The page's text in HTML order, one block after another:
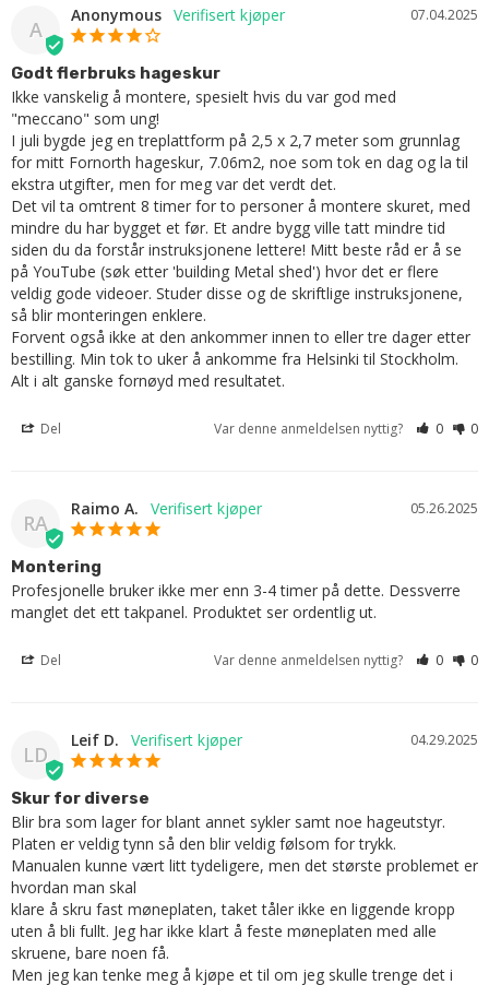
A
07.04.2025
Anonymous
Godt flerbruks hageskur
Ikke vanskelig å montere, spesielt hvis du var god med
"meccano" som ung!
I juli bygde jeg en treplattform på 2,5 x 2,7 meter som grunnlag
for mitt Fornorth hageskur, 7.06m2, noe som tok en dag og la til
ekstra utgifter, men for meg var det verdt det.
Det vil ta omtrent 8 timer for to personer å montere skuret, med
mindre du har bygget et før. Et andre bygg ville tatt mindre tid
siden du da forstår instruksjonene lettere! Mitt beste råd er å se
på YouTube (søk etter 'building Metal shed') hvor det er flere
veldig gode videoer. Studer disse og de skriftlige instruksjonene,
så blir monteringen enklere.
Forvent også ikke at den ankommer innen to eller tre dager etter
bestilling. Min tok to uker å ankomme fra Helsinki til Stockholm.
Alt i alt ganske fornøyd med resultatet.
Del Var denne anmeldelsen nyttig? 0 0
RA
05.26.2025
Raimo A.
Montering
Profesjonelle bruker ikke mer enn 3-4 timer på dette. Dessverre
manglet det ett takpanel. Produktet ser ordentlig ut.
Del Var denne anmeldelsen nyttig? 0 0
LD
04.29.2025
Leif D.
Skur for diverse
Blir bra som lager for blant annet sykler samt noe hageutstyr.
Platen er veldig tynn så den blir veldig følsom for trykk.
Manualen kunne vært litt tydeligere, men det største problemet er
hvordan man skal
klare å skru fast møneplaten, taket tåler ikke en liggende kropp
uten å bli fullt. Jeg har ikke klart å feste møneplaten med alle
skruene, bare noen få.
Men jeg kan tenke meg å kjøpe et til om jeg skulle trenge det i